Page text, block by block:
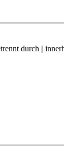
durch |